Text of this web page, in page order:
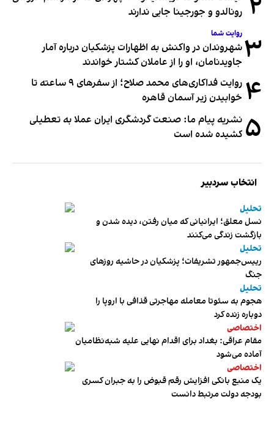
رونالدو و جورجینا جایی ندارند
۳ روایت شما
شهروندان در واکنش به اظهارات پزشکیان درباره آمار
جاویدنامان، او را از عاملان کشتار خواندند
۴
روایت فداکاری‌های محمد صلاح؛ از سفرهای ۹ ساعته تا
خوابیدن زیر آسمان قاهره
۵ نشریه پیام ما: صنعت گردشگری ایران عملا به تعطیلی
کشیده شده است
انتخاب سردبیر
تحلیل
نسل معلق؛ ایرانیانی که میان رفتن، دیده شدن و
بازگشت زندگی می‌کنند
تحلیل
رییس‌جمهور تشریفات؛ پزشکیان در حاشیه روزهای
جنگ
تحلیل
هجوم به سئوتا معامله مهاجرتی قذافی با اروپا را
دوباره زنده کرد
اختصاصی
مقام عراقی: بغداد برای اقدام نهایی علیه شبه‌نظامیان
آماده می‌شود
اختصاصی
یک منبع بانکی افزایش رقم قبوض را به جبران کسری
بودجه دولت مرتبط دانست